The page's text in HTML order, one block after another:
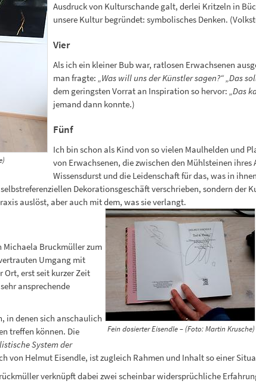
Ausdruck von Kulturschande galt, derlei Kritzeln in
unsere Kultur begründet: symbolisches Denken.
Vier
Als ich ein kleiner Bub war, ratlosen Erwachsenen
man fragte: „Was will uns der Künstler sagen?“„Das
dem geringsten Vorrat an Inspiration so hervor: „Das
jemand dann konnte.)
Fünf
Ich bin schon als Kind von so vielen Maulhelden und
von Erwachsenen, die zwischen den Mühlsteinen ihres
Wissensdurst und die Leidenschaft für das, was in
Dekorationsgeschäft verschrieben, sondern der
auslöst, aber auch mit dem, was sie verlangt.
Fein dosierter Eisendle – (Foto: Martin Krusche)
Michaela Bruckmüller zum
Umgang mit
Ort, erst seit kurzer Zeit
ansprechende
in denen sich anschaulich
treffen können. Die
System der
von Helmut Eisendle, ist zugleich Rahmen und Inhalt so einer
verknüpft dabei zwei scheinbar widersprüchliche